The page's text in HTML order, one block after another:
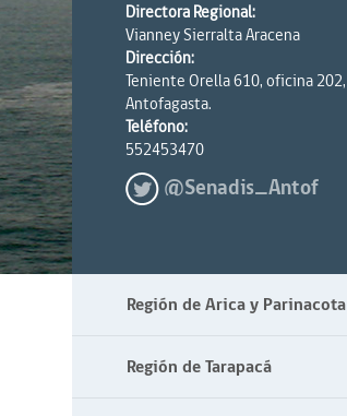
Directora Regional:
Vianney Sierralta Aracena
Dirección:
Teniente Orella 610, oficina 202,
Antofagasta.
Teléfono:
552453470
@Senadis_Antof
Región de Arica y Parinacota
Región de Tarapacá